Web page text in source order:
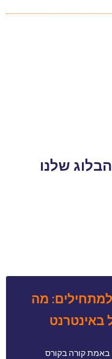
שלנו
למתחילים: מה
באינטרנט
באמת קורה בקורס